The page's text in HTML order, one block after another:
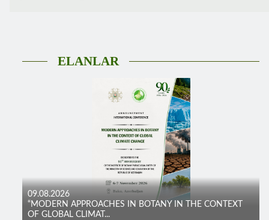
ELANLAR
09.08.2026
“MODERN APPROACHES IN BOTANY IN THE CONTEXT
OF GLOBAL CLIMAT...